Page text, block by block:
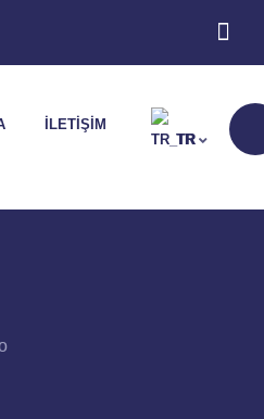
İLETIŞIM
TR